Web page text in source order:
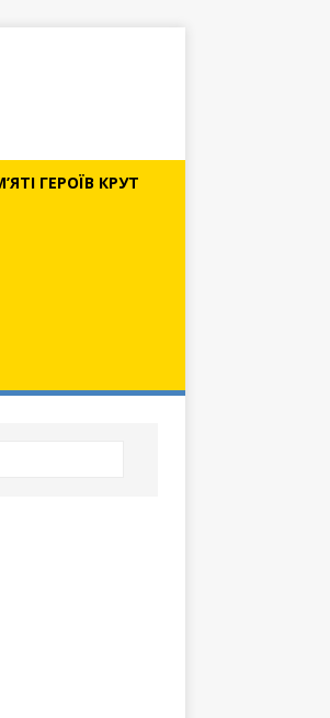
ГЕРОЇВ КРУТ